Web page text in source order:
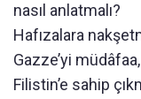
nasıl anlatmalı?
Hafızalara
Gazze’yi
Filistin’e sahip